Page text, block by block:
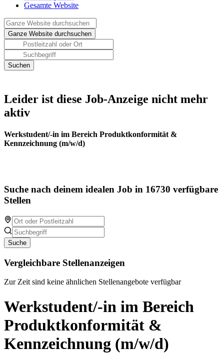
Gesamte Website
Leider ist diese Job-Anzeige nicht mehr
aktiv
Werkstudent/-in im Bereich Produktkonformität &
Kennzeichnung (m/w/d)
Suche nach deinem idealen Job in 16730 verfügbare
Stellen
Suche
Vergleichbare Stellenanzeigen
Zur Zeit sind keine ähnlichen Stellenangebote verfügbar
Werkstudent/-in im Bereich
Produktkonformität &
Kennzeichnung (m/w/d)